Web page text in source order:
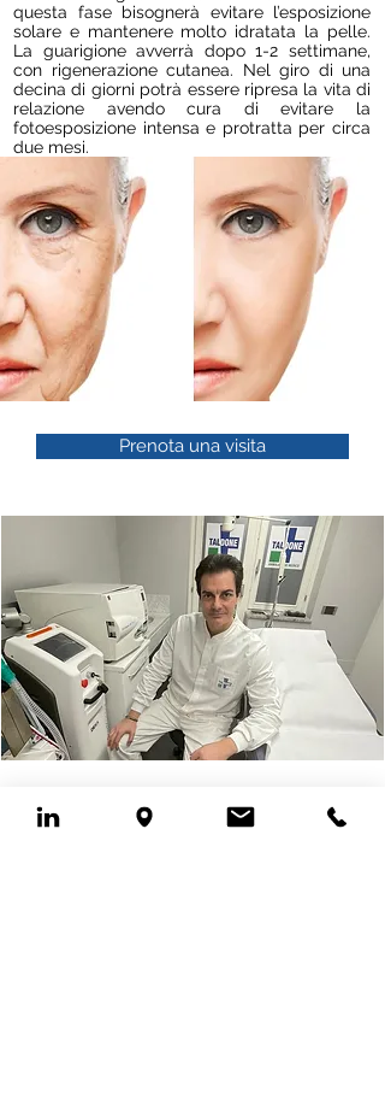
questa fase bisognerà evitare l’esposizione
solare e mantenere molto idratata la pelle.
La guarigione avverrà dopo 1-2 settimane,
con rigenerazione cutanea. Nel giro di una
decina di giorni potrà essere ripresa la vita di
relazione avendo cura di evitare la
fotoesposizione intensa e protratta per circa
due mesi.
Prenota una visita